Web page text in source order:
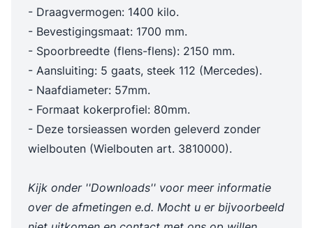
- Draagvermogen: 1400 kilo.
- Bevestigingsmaat: 1700 mm.
- Spoorbreedte (flens-flens): 2150 mm.
- Aansluiting: 5 gaats, steek 112 (Mercedes).
- Naafdiameter: 57mm.
- Formaat kokerprofiel: 80mm.
- Deze torsieassen worden geleverd zonder
wielbouten (Wielbouten art. 3810000).
Kijk onder ''Downloads'' voor meer informatie
over de afmetingen e.d. Mocht u er bijvoorbeeld